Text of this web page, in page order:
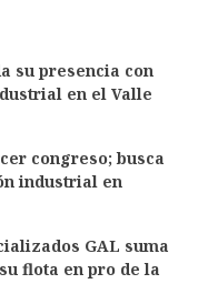
su presencia con
en el Valle
congreso; busca
industrial en
GAL suma
flota en pro de la